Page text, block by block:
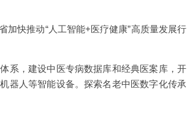
快推动“人工智能+医疗健康”高质量发展行
系，建设中医专病数据库和经典医案库，开
器人等智能设备。探索名老中医数字化传承